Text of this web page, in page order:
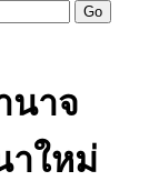
Go
นาจ
าใหม่